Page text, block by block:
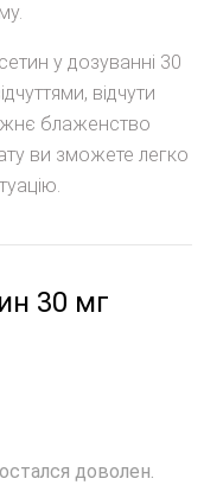
у дозуванні 30
відчути
блаженство
ви зможете легко
30 мг
доволен.